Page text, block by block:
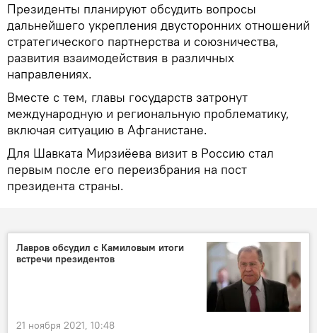
Президенты планируют обсудить вопросы
дальнейшего укрепления двусторонних отношений
стратегического партнерства и союзничества,
развития взаимодействия в различных
направлениях.
Вместе с тем, главы государств затронут
международную и региональную проблематику,
включая ситуацию в Афганистане.
Для Шавката Мирзиёева визит в Россию стал
первым после его переизбрания на пост
президента страны.
Лавров обсудил с Камиловым итоги
встречи президентов
21 ноября 2021, 10:48